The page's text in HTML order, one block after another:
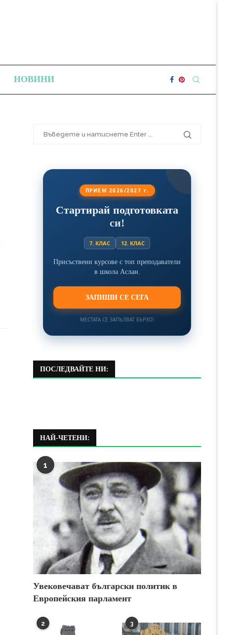
НОВИНИ
ПРИЕМ 2026/2027 г.
Стартирай подготовката
си!
7. КЛАС 12. КЛАС
Присъствени курсове с топ преподаватели
в школа Аслан.
ЗАПИШИ СЕ СЕГА
МЕСТАТА СЕ ЗАПЪЛВАТ БЪРЗО!
ПОСЛЕДВАЙТЕ НИ:
НАЙ-ЧЕТЕНИ:
1
Увековечават български политик в
Европейския парламент
2 3